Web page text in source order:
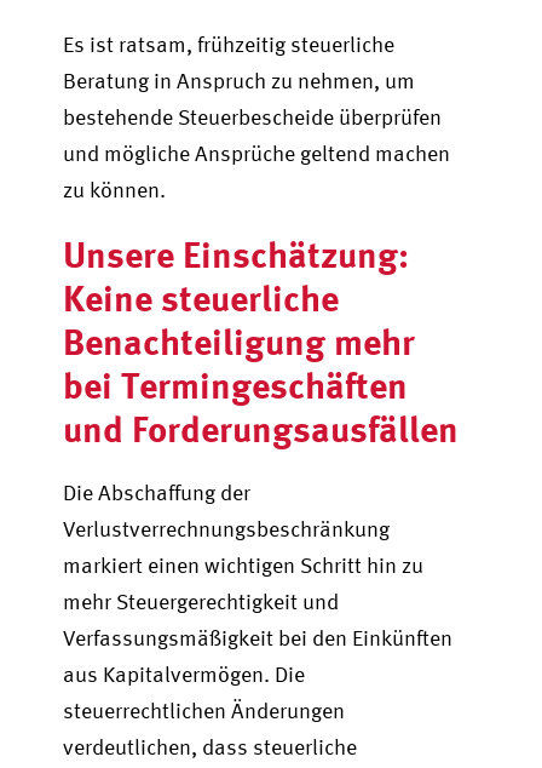
Es ist ratsam, frühzeitig steuerliche
Beratung in Anspruch zu nehmen, um
bestehende Steuerbescheide überprüfen
und mögliche Ansprüche geltend machen
zu können.
Unsere Einschätzung:
Keine steuerliche
Benachteiligung mehr
bei Termingeschäften
und Forderungsausfällen
Die Abschaffung der
Verlustverrechnungsbeschränkung
markiert einen wichtigen Schritt hin zu
mehr Steuergerechtigkeit und
Verfassungsmäßigkeit bei den Einkünften
aus Kapitalvermögen. Die
steuerrechtlichen Änderungen
verdeutlichen, dass steuerliche